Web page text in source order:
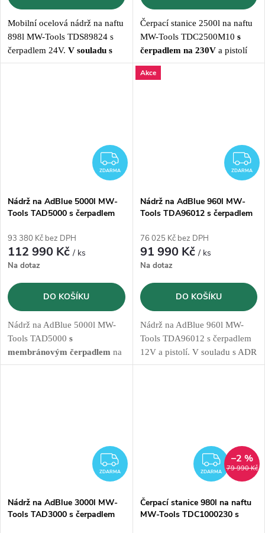
Mobilní ocelová nádrž na naftu
898l MW-Tools TDS89824 s
čerpadlem 24V. V souladu s
ADR pro silniční dopravu
Čerpací stanice 2500l na naftu
MW-Tools TDC2500M10 s
čerpadlem na 230Va pistolí
s10 m hadicí
ZDARMA
ZDARMA
Nádrž na AdBlue 5000l MW-
Tools TAD5000 s čerpadlem
93 380 Kč bez DPH
112 990 Kč/ ks
Na dotaz
DO KOŠÍKU
Nádrž na AdBlue 5000l MW-
Tools TAD5000 s
membránovým čerpadlem na
230V, hadicí s pistolí a
Akce
ZDARMA
Nádrž na AdBlue 960l MW-
Tools TDA96012 s čerpadlem
76 025 Kč bez DPH
91 990 Kč/ ks
Na dotaz
DO KOŠÍKU
Nádrž na AdBlue 960l MW-
Tools TDA96012 s čerpadlem
12V a pistolí. V souladu s ADR
pro silniční dopravu
ZDARMA
ZDARMA
Nádrž na AdBlue 3000l MW-
Tools TAD3000 s čerpadlem
ZDARMA 79 990 Kč
–2 %
Čerpací stanice 980l na naftu
MW-Tools TDC1000230 s